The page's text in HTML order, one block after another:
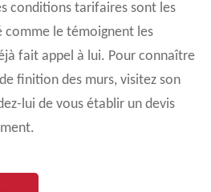
conditions tarifaires sont les
comme le témoignent les
fait appel à lui. Pour connaître
finition des murs, visitez son
lui de vous établir un devis